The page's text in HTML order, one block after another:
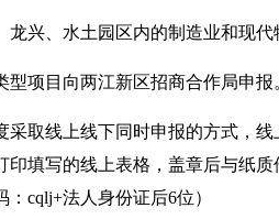
兴、水土园区内的制造业和现代
项目向两江新区招商合作局申报
取线上线下同时申报的方式，
印填写的线上表格，盖章后与纸质
cqlj+法人身份证后6位）